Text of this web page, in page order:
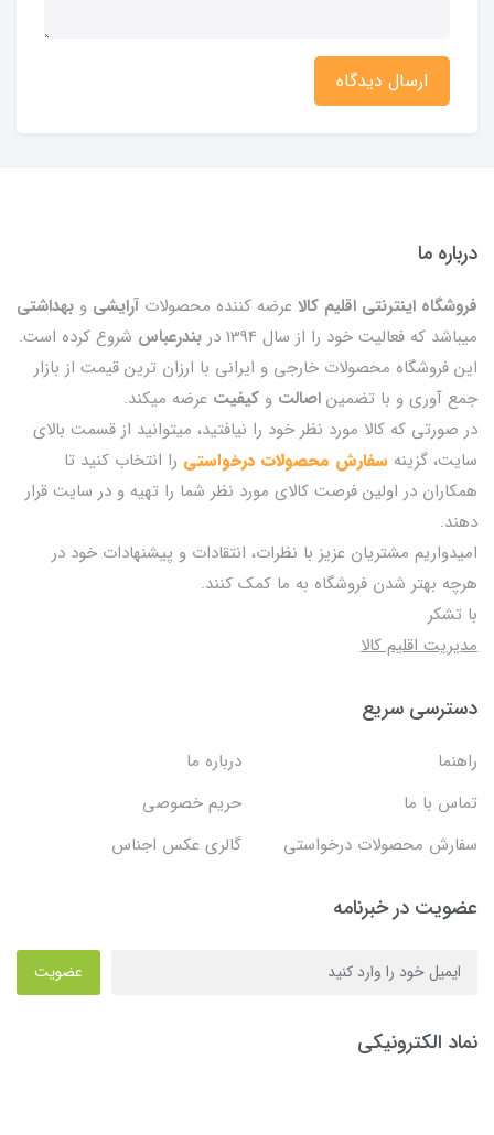
ارسال دیدگاه
درباره ما
فروشگاه اینترنتی اقلیم کالا عرضه کننده محصولات آرایشی و بهداشتی
میباشد که فعالیت خود را از سال 1394 در
بندرعباس شروع کرده است.
این فروشگاه محصولات خارجی و ایرانی با ارزان ترین قیمت از بازار
جمع آوری و با تضمین اصالت و کیفیت عرضه میکند.
در صورتی که کالا مورد نظر خود را نیافتید، میتوانید از قسمت بالای
سایت، گزینه سفارش محصولات درخواستی را انتخاب کنید تا
همکاران در اولین فرصت کالای مورد نظر شما را تهیه و در سایت قرار
دهند.
امیدواریم مشتریان عزیز با نظرات، انتقادات و پیشنهادات خود در
هرچه بهتر شدن فروشگاه به ما کمک کنند.
با تشکر
مدیریت اقلیم کالا
دسترسی سریع
راهنما
درباره ما
تماس با ما
حریم خصوصی
سفارش محصولات درخواستی
گالری عکس اجناس
عضویت در خبرنامه
عضویت
نماد الکترونیکی